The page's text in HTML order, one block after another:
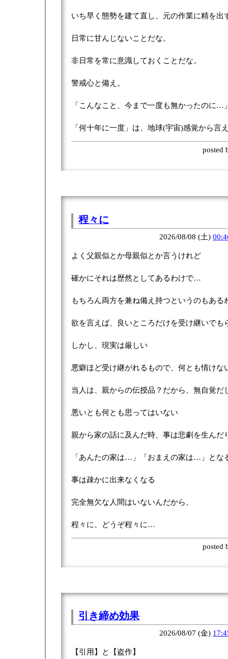
いち早く態勢を建て直し、元の作業に精を出
日常に甘んじないことだな。
非日常を常に意識しておくことだな。
警戒心と備え。
「こんなこと、今まで一度も無かったのに…
「何十年に一度」は、地球(宇宙)感覚から言
posted
程々に
2026/08/08 (土)
よく父親似とか母親似とか言うけれど
確かにそれは歴然としてあるわけで…
もちろん両方を兼ね備え持つというのもあ
欲を言えば、良いところだけを受け継いでも
しかし、現実は厳しい
悪癖ほど受け継がれるもので、何とも情けな
当人は、親からの伝授品？だから、無自覚だ
悪いとも何とも思ってはいない
親から家の話に及んだ時、事は悲劇を生んだ
「あんたの家は…」「おまえの家は…」とな
事は疎かに出来なくなる
完全無欠な人間はいないんだから、
程々に、どうぞ程々に…
posted
引き締め効果
2026/08/07 (金)
【引用】と【盗作】